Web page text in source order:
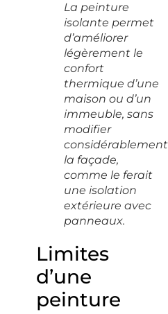
La peinture
isolante permet
d’améliorer
légèrement le
confort
thermique d’une
maison ou d’un
immeuble, sans
modifier
considérablement
la façade,
comme le ferait
une isolation
extérieure avec
panneaux.
Limites
d’une
peinture